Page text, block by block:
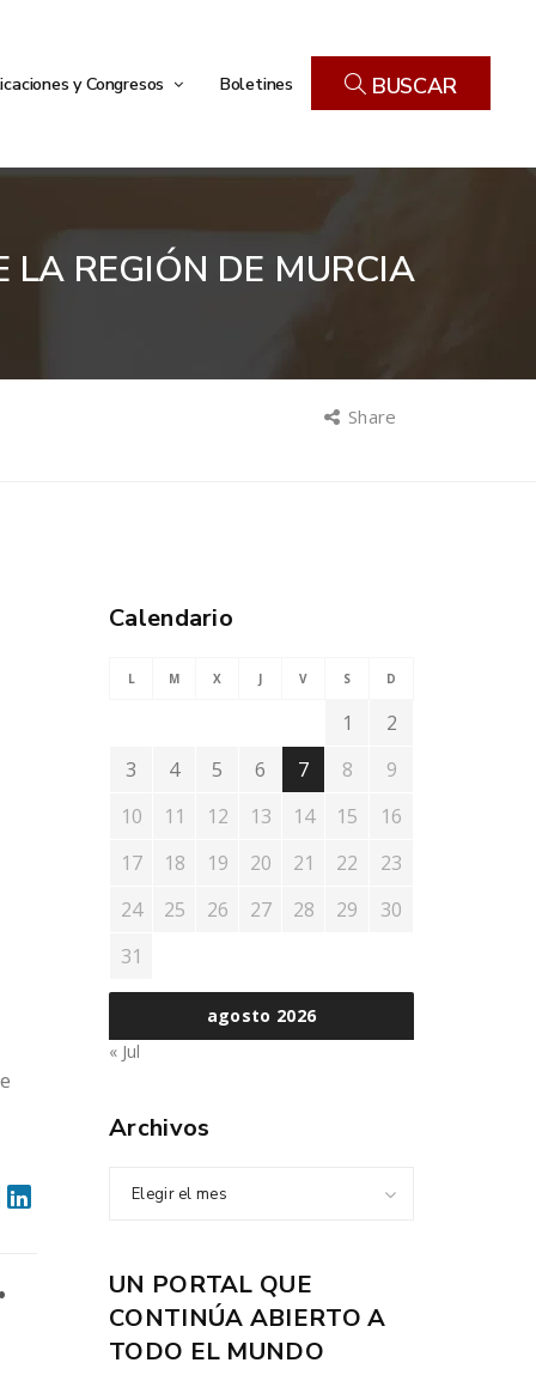
y Congresos Boletines BUSCAR
LA REGIÓN DE MURCIA
Share
Calendario
agosto 2026
L M X J V S D
1
2
3
4 5 6 7 8
9
10
11 12 13 14 15
16
17
18 19 20 21 22
23
24
25 26 27 28 29
30
31
« Jul
Archivos
Elegir el mes
UN PORTAL QUE
CONTINÚA ABIERTO A
TODO EL MUNDO